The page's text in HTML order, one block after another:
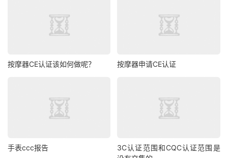
按摩器CE认证该如何做呢？ 按摩器申请CE认证
手表ccc报告
3C认证范围和CQC认证范围是